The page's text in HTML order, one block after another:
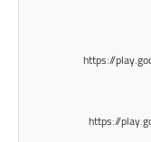
https://
https://